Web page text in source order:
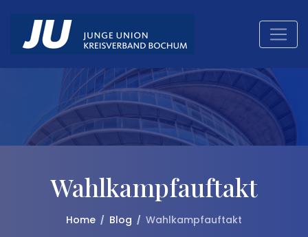
content
Wahlkampfauftakt
Home Blog Wahlkampfauftakt